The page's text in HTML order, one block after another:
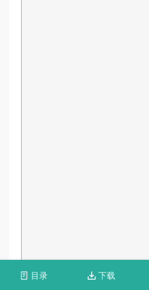
目录 下载